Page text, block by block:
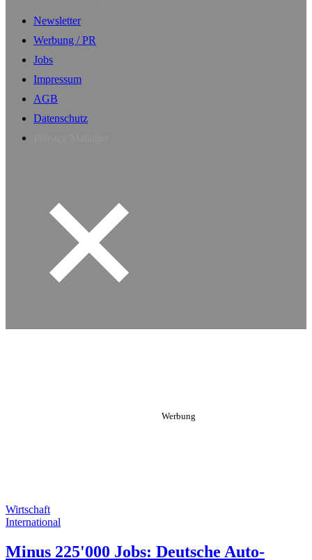
Newsletter
Werbung / PR
Jobs
Impressum
AGB
Datenschutz
Wirtschaft
International
Minus 225'000 Jobs: Deutsche Auto-